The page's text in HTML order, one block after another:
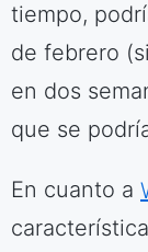
tiempo,
de febrero
en dos
que se
En cuanto a